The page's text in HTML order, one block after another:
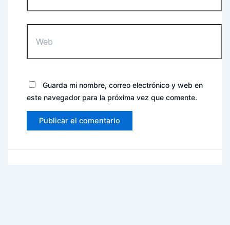
Guarda mi nombre, correo electrónico y web en
este navegador para la próxima vez que comente.